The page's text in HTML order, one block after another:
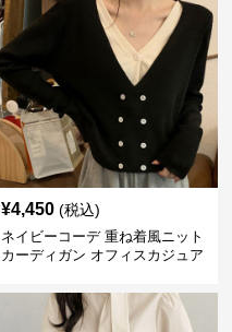
¥4,450 (税込)
ネイビーコーデ 重ね着風ニット
カーディガン オフィスカジュア